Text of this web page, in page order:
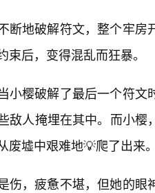
断地破解符文，整个牢
束后，变得混乱而狂暴。
小樱破解了最后一个符文
敌人掩埋在其中。而小
废墟中艰难地💡爬了出来
伤，疲惫不堪，但她的眼